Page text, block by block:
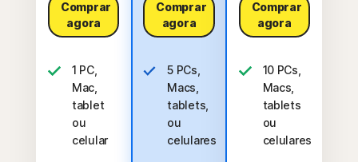
Comprar
agora
1 PC,
Mac,
tablet
ou
celular
Comprar
agora
5 PCs,
Macs,
tablets,
ou
celulares
Comprar
agora
10 PCs,
Macs,
tablets
ou
celulares